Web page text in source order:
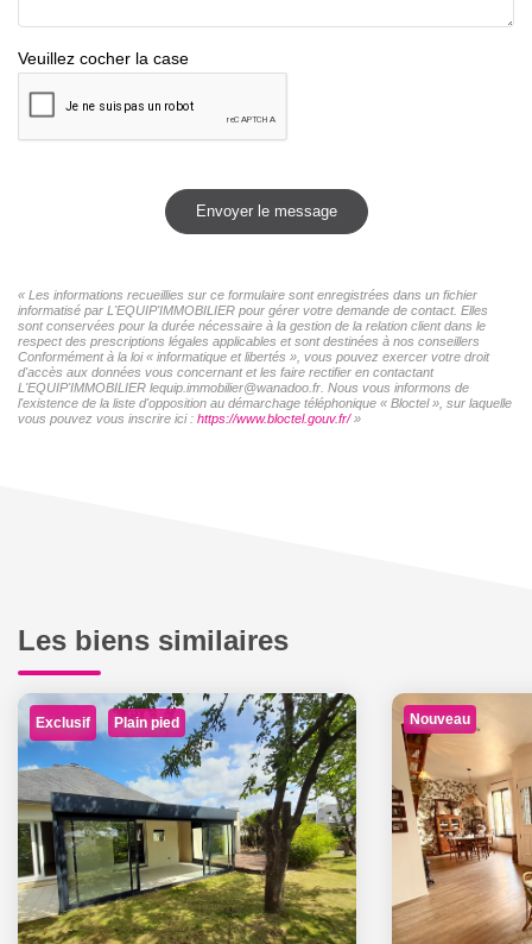
Veuillez cocher la case
Envoyer le message
« Les informations recueillies sur ce formulaire sont enregistrées dans un fichier
informatisé par L'EQUIP'IMMOBILIER pour gérer votre demande de contact. Elles
sont conservées pour la durée nécessaire à la gestion de la relation client dans le
respect des prescriptions légales applicables et sont destinées à nos conseillers
Conformément à la loi « informatique et libertés », vous pouvez exercer votre droit
d'accès aux données vous concernant et les faire rectifier en contactant
L'EQUIP'IMMOBILIER lequip.immobilier@wanadoo.fr. Nous vous informons de
l'existence de la liste d'opposition au démarchage téléphonique « Bloctel », sur laquelle
vous pouvez vous inscrire ici : https://www.bloctel.gouv.fr/»
Les biens similaires
Exclusif Plain pied Nouveau